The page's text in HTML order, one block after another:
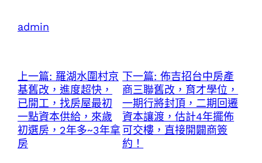
admin
上一篇: 羅湖水圍村京
基舊改，進度超快，
已開工，找房屋最初
一點資本供給，來歲
初選房，2年多~3年拿
房
下一篇: 佈吉招台中房產
商三聯舊改，育才學位，
一期行將封頂，二期回遷
資本讓渡，估計4年擺佈
可交樓，直接開闢商簽
約！